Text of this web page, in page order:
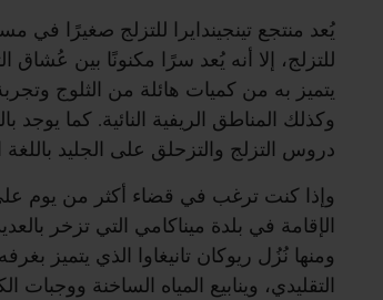
يُعد منتجع تينجيندايرا للتزلج صغيرًا
للتزلج، إلا أنه يُعد سرًا مكنونًا بين
يتميز به من كميات هائلة من الثلوج
وكذلك المناطق الريفية النائية. كما يوجد
دروس التزلج والتزحلق على الجليد باللغة
وإذا كنت ترغب في قضاء أكثر من يوم
الإقامة في بلدة ميناكامي التي تزخر
ومنها نُزُل ريوكان تانيغاوا الذي يتميز
التقليدي، وينابيع المياه الساخنة ووجبات